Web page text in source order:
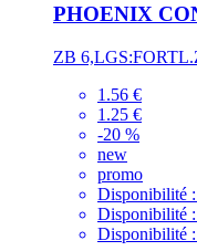
PHOENIX
ZB
1.56 €
1.25 €
-20 %
new
promo
Disponibilité :
Disponibilité :
Disponibilité :